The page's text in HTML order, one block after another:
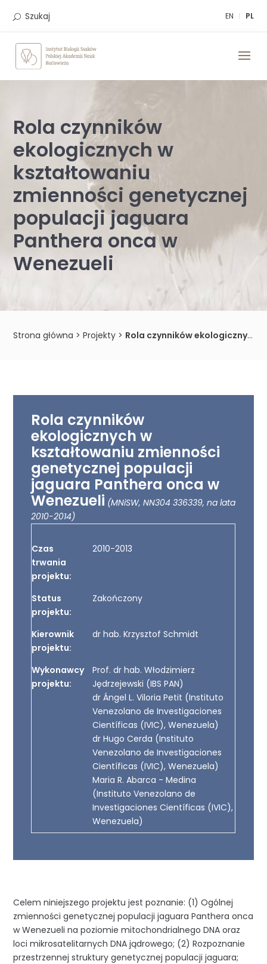
EN PL
Szukaj
Rola czynników
ekologicznych w
kształtowaniu
zmienności genetycznej
populacji jaguara
Panthera onca w
Wenezueli
Strona główna >Projekty > Rola czynników ekologicznych w kształtowaniu zmienności genetycznej populacji jaguara Panthera onca w Wenezueli
Rola czynników
ekologicznych w
kształtowaniu zmienności
genetycznej populacji
jaguara Panthera onca w
Wenezueli (MNiSW, NN304 336339, na lata
2010-2014)
Czas
trwania
projektu:
2010-2013
Status
projektu:
Zakończony
Kierownik
projektu:
dr hab. Krzysztof Schmidt
Wykonawcy
projektu:
Prof. dr hab. Włodzimierz
Jędrzejewski (IBS PAN)
dr Ángel L. Viloria Petit (Instituto
Venezolano de Investigaciones
Científicas (IVIC), Wenezuela)
dr Hugo Cerda (Instituto
Venezolano de Investigaciones
Científicas (IVIC), Wenezuela)
Maria R. Abarca - Medina
(Instituto Venezolano de
Investigaciones Científicas (IVIC),
Wenezuela)
Celem niniejszego projektu jest poznanie: (1) Ogólnej
zmienności genetycznej populacji jaguara Panthera onca
w Wenezueli na poziomie mitochondrialnego DNA oraz
loci mikrosatelitarnych DNA jądrowego; (2) Rozpoznanie
przestrzennej struktury genetycznej populacji jaguara;